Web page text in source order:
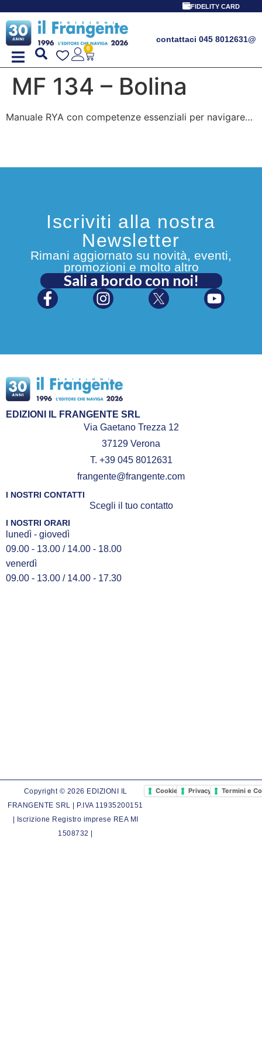
FIDELITY CARD
contattaci 045 8012631@
0
MF 134 – Bolina
Manuale RYA con competenze essenziali per navigare…
Iscriviti alla nostra
Newsletter
Rimani aggiornato su novità, eventi,
promozioni e molto altro
Sali a bordo con noi!
EDIZIONI IL FRANGENTE SRL
Via Gaetano Trezza 12
37129 Verona
T. +39 045 8012631
frangente@frangente.com
I NOSTRI CONTATTI
Scegli il tuo contatto
I NOSTRI ORARI
lunedì - giovedì
09.00 - 13.00 / 14.00 - 18.00
venerdì
09.00 - 13.00 / 14.00 - 17.30
Copyright © 2026 EDIZIONI IL
FRANGENTE SRL | P.IVA 11935200151
| Iscrizione Registro imprese REA MI
1508732 |
Cookie PolicyPrivacy PolicyTermini e